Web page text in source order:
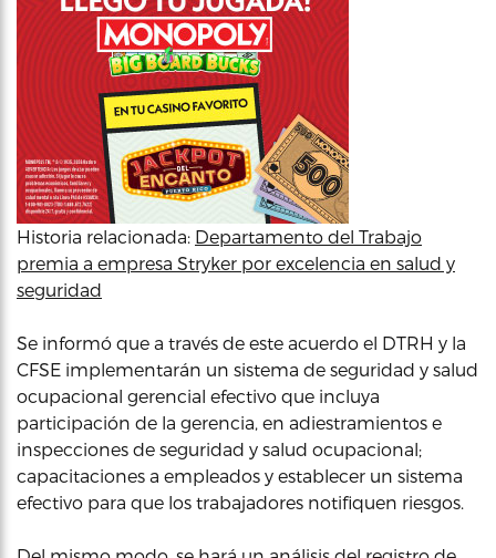
Historia relacionada: Departamento del Trabajo
premia a empresa Stryker por excelencia en salud y
seguridad
Se informó que a través de este acuerdo el DTRH y la
CFSE implementarán un sistema de seguridad y salud
ocupacional gerencial efectivo que incluya
participación de la gerencia, en adiestramientos e
inspecciones de seguridad y salud ocupacional;
capacitaciones a empleados y establecer un sistema
efectivo para que los trabajadores notifiquen riesgos.